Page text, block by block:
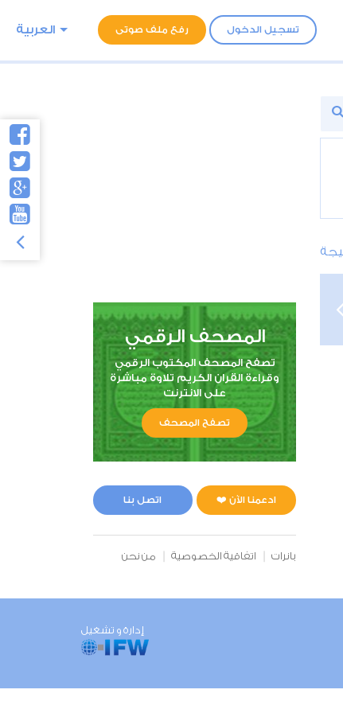
تسجيل الدخول رفع ملف صوتى العربية
المصحف الرقمي
تصفح المصحف المكتوب الرقمي
وقراءة القران الكريم تلاوة مباشرة
على الانترنت
تصفح المصحف
ادعمنا الآن ❤️ اتصل بنا
بانرات اتفاقية الخصوصية من نحن
إدارة و تشغيل